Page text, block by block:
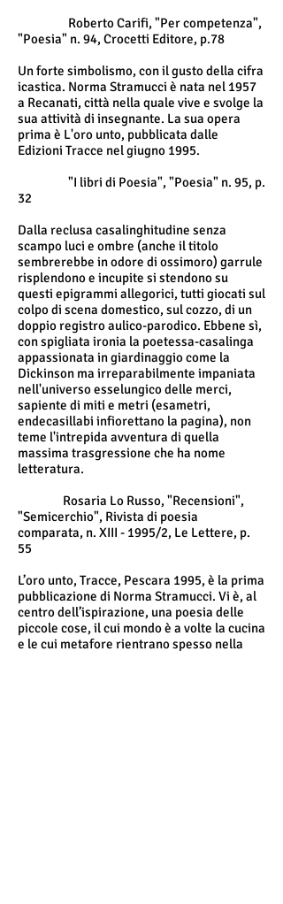
Roberto Carifi, "Per competenza",
"Poesia" n. 94, Crocetti Editore, p.78
Un forte simbolismo, con il gusto della cifra
icastica. Norma Stramucci è nata nel 1957
a Recanati, città nella quale vive e svolge la
sua attività di insegnante. La sua opera
prima è L'oro unto, pubblicata dalle
Edizioni Tracce nel giugno 1995.
"I libri di Poesia", "Poesia" n. 95, p.
32
Dalla reclusa casalinghitudine senza
scampo luci e ombre (anche il titolo
sembrerebbe in odore di ossimoro) garrule
risplendono e incupite si stendono su
questi epigrammi allegorici, tutti giocati sul
colpo di scena domestico, sul cozzo, di un
doppio registro aulico-parodico. Ebbene sì,
con spigliata ironia la poetessa-casalinga
appassionata in giardinaggio come la
Dickinson ma irreparabilmente impaniata
nell'universo esselungico delle merci,
sapiente di miti e metri (esametri,
endecasillabi infiorettano la pagina), non
teme l'intrepida avventura di quella
massima trasgressione che ha nome
letteratura.
Rosaria Lo Russo, "Recensioni",
"Semicerchio", Rivista di poesia
comparata, n. XIII - 1995/2, Le Lettere, p.
55
L’oro unto, Tracce, Pescara 1995, è la prima
pubblicazione di Norma Stramucci. Vi è, al
centro dell’ispirazione, una poesia delle
piccole cose, il cui mondo è a volte la cucina
e le cui metafore rientrano spesso nella